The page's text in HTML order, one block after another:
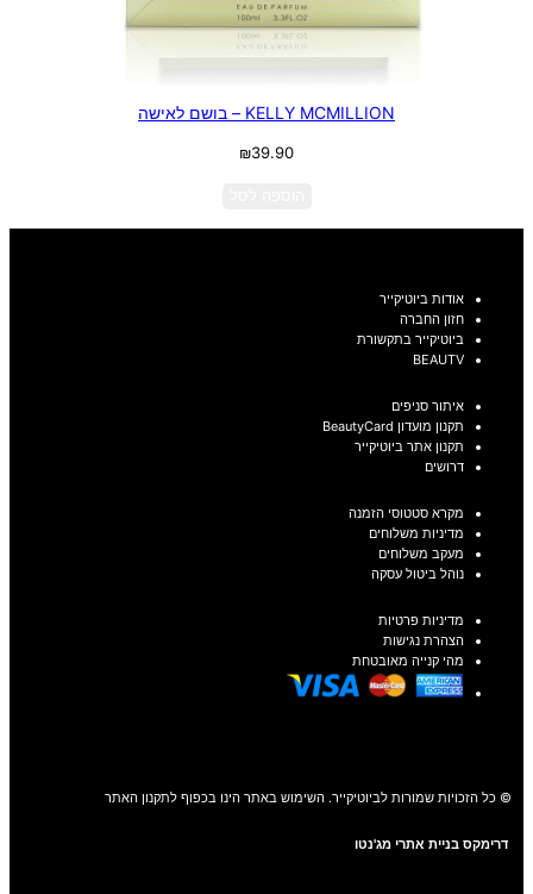
KELLY MCMILLION – בושם לאישה
₪39.90
אודות ביוטיקייר
חזון החברה
ביוטיקייר בתקשורת
BEAUTV
איתור סניפים
תקנון מועדון BeautyCard
תקנון אתר ביוטיקייר
דרושים
מקרא סטטוסי הזמנה
מדיניות משלוחים
מעקב משלוחים
נוהל ביטול עסקה
מדיניות פרטיות
הצהרת נגישות
מהי קנייה מאובטחת
© כל הזכויות שמורות לביוטיקייר. השימוש באתר הינו בכפוף לתקנון האתר
דרימקס בניית אתרי מג'נטו